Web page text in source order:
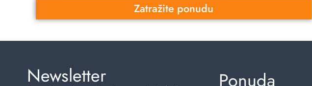
Zatražite ponudu
Newsletter Ponuda